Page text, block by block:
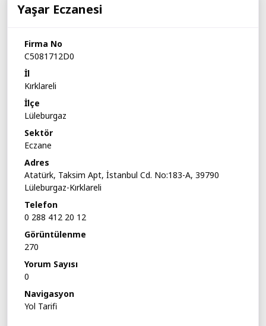
Yaşar Eczanesi
Firma No
C5081712D0
İl
Kırklareli
İlçe
Lüleburgaz
Sektör
Eczane
Adres
Atatürk, Taksim Apt, İstanbul Cd. No:183-A, 39790
Lüleburgaz-Kırklareli
Telefon
0 288 412 20 12
Görüntülenme
270
Yorum Sayısı
0
Navigasyon
Yol Tarifi